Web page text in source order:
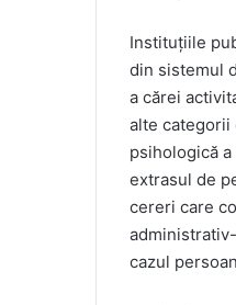
Instituțiile
din sistemul
a cărei
alte categorii
psihologică
extrasul de
cereri care
cazul